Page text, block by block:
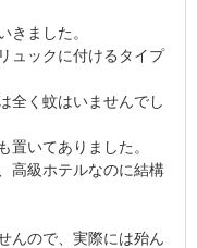
きました。
ュックに付けるタイプ
全く蚊はいませんでし
置いてありました。
高級ホテルなのに結構
んので、実際には殆ん